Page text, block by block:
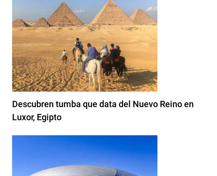
Descubren tumba que data del Nuevo Reino en
Luxor, Egipto